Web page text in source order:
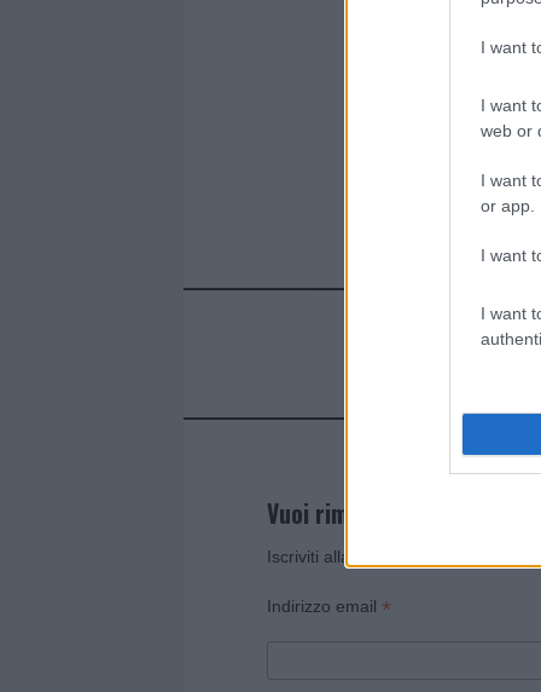
I want
I want
web or
I want
or app.
I want
I want
re
Articolo
Vuoi rimanere sempre
Iscriviti alla newsletter di Gallura
Indirizzo email *